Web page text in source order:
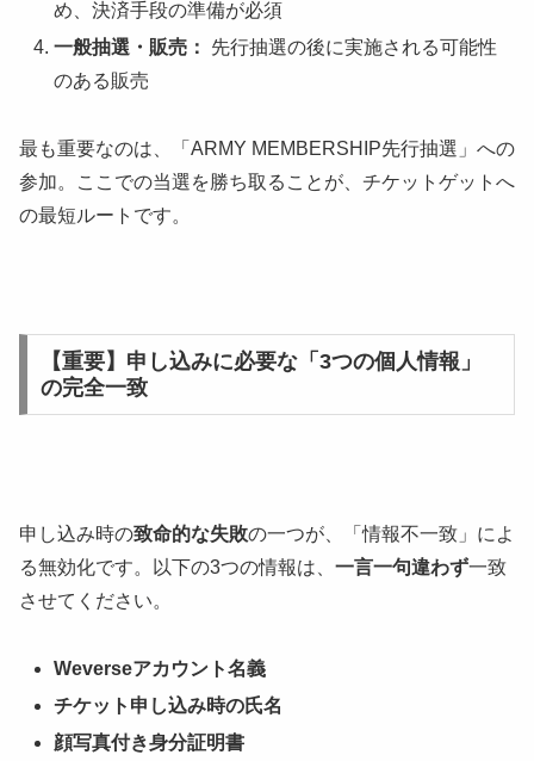
め、決済手段の準備が必須
一般抽選・販売：
先行抽選の後に実施される可能性
のある販売
最も重要なのは、「ARMY MEMBERSHIP先行抽選」への
参加。ここでの当選を勝ち取ることが、チケットゲットへ
の最短ルートです。
【重要】申し込みに必要な「3つの個人情報」
の完全一致
申し込み時の致命的な失敗の一つが、「情報不一致」によ
る無効化です。以下の3つの情報は、 一言一句違わず一致
させてください。
Weverseアカウント名義
チケット申し込み時の氏名
顔写真付き身分証明書